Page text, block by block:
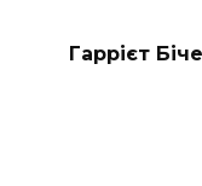
Гаррієт